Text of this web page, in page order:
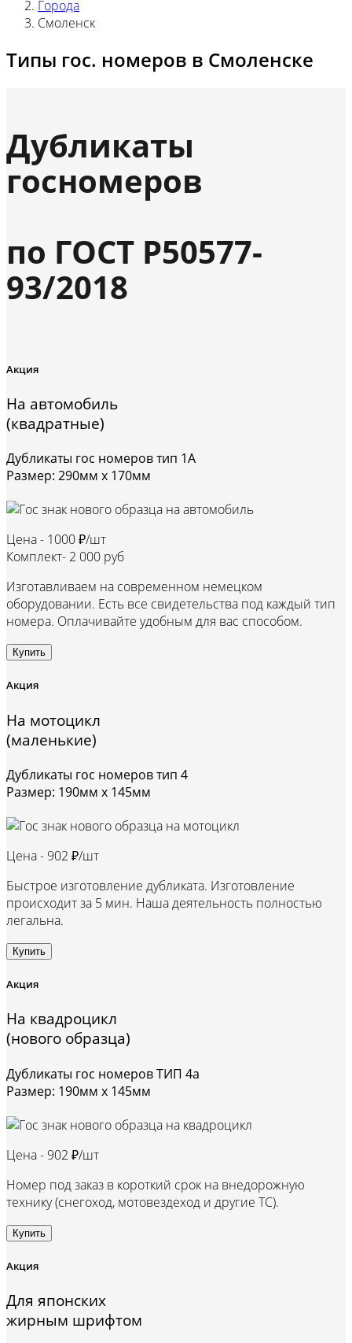
Города
Смоленск
Типы гос. номеров в Смоленске
Дубликаты
госномеров
по ГОСТ Р50577-
93/2018
Акция
На автомобиль
(квадратные)
Дубликаты гос номеров тип 1А
Размер: 290мм х 170мм
Цена - 1000 ₽/шт
Комплект- 2 000 руб
Изготавливаем на современном немецком
оборудовании. Есть все свидетельства под каждый тип
номера. Оплачивайте удобным для вас способом.
Купить
Акция
На мотоцикл
(маленькие)
Дубликаты гос номеров тип 4
Размер: 190мм х 145мм
Цена - 902 ₽/шт
Быстрое изготовление дубликата. Изготовление
происходит за 5 мин. Наша деятельность полностью
легальна.
Купить
Акция
На квадроцикл
(нового образца)
Дубликаты гос номеров ТИП 4а
Размер: 190мм х 145мм
Цена - 902 ₽/шт
Номер под заказ в короткий срок на внедорожную
технику (снегоход, мотовездеход и другие ТС).
Купить
Акция
Для японских
жирным шрифтом